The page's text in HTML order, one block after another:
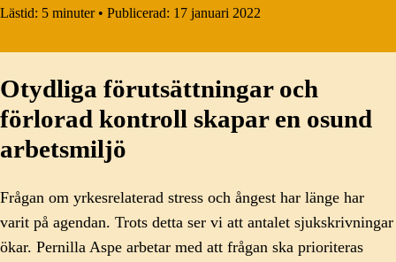
Lästid: 5 minuter • Publicerad: 17 januari 2022
Otydliga förutsättningar och
förlorad kontroll skapar en osund
arbetsmiljö
Frågan om yrkesrelaterad stress och ångest har länge har
varit på agendan. Trots detta ser vi att antalet sjukskrivningar
ökar. Pernilla Aspe arbetar med att frågan ska prioriteras